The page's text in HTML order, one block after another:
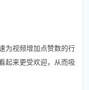
为视频增加点赞数的行
起来更受欢迎，从而吸